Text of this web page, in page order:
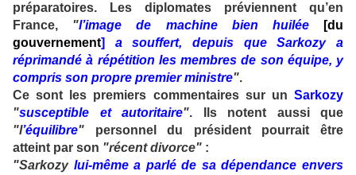
préparatoires. Les diplomates préviennent qu’en
France, "l’image de machine bien huilée
[du
gouvernement]
a souffert, depuis que Sarkozy a
réprimandé à répétition les membres de son équipe, y
compris son propre premier ministre".
Ce sont les premiers commentaires sur un Sarkozy
"susceptible et autoritaire". Ils notent aussi que
"l’équilibre" personnel du président pourrait être
atteint par son "récent divorce" :
"Sarkozy lui-même a parlé de sa dépendance envers